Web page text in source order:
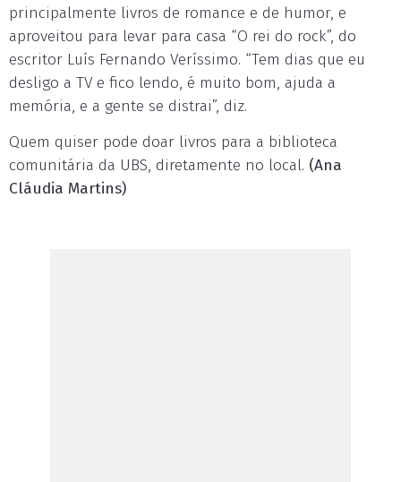
principalmente livros de romance e de humor, e
aproveitou para levar para casa “O rei do rock”, do
escritor Luís Fernando Veríssimo. “Tem dias que eu
desligo a TV e fico lendo, é muito bom, ajuda a
memória, e a gente se distrai”, diz.
Quem quiser pode doar livros para a biblioteca
comunitária da UBS, diretamente no local. (Ana
Cláudia Martins)